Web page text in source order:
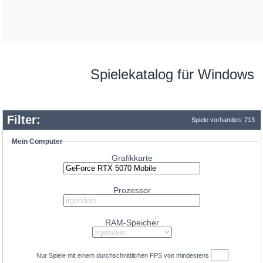
Spielekatalog für Windows
Filter: Spiele vorhanden: 713
Mein Computer
Grafikkarte
Prozessor
RAM-Speicher
Nur Spiele mit einem durchschnittlichen FPS von mindestens
GeForce RTX 5090
GeForce RTX 4090
GeForce RTX 4090 D 46.5